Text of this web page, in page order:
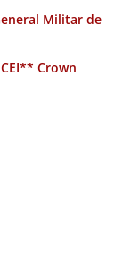
Militar de
Crown